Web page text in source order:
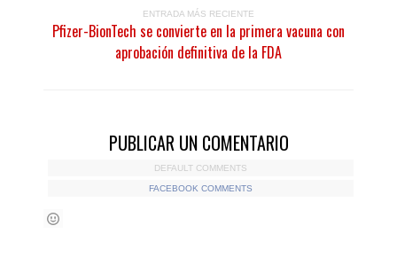
ENTRADA MÁS RECIENTE
Pfizer-BionTech se convierte en la primera vacuna con
aprobación definitiva de la FDA
PUBLICAR UN COMENTARIO
DEFAULT COMMENTS
FACEBOOK COMMENTS